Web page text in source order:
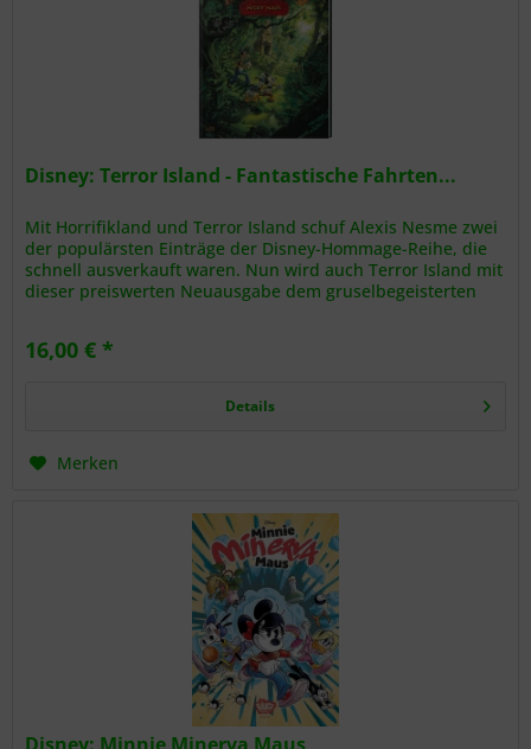
Disney: Terror Island - Fantastische Fahrten...
Mit Horrifikland und Terror Island schuf Alexis Nesme zwei
der populärsten Einträge der Disney-Hommage-Reihe, die
schnell ausverkauft waren. Nun wird auch Terror Island mit
dieser preiswerten Neuausgabe dem gruselbegeisterten
16,00 € *
Details
Merken